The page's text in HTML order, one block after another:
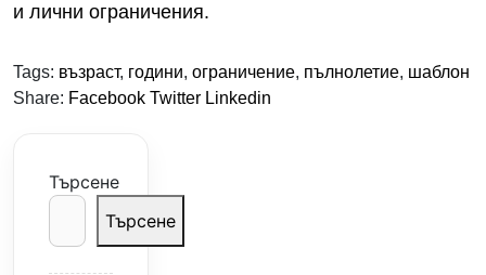
и лични ограничения.
Tags: възраст, години, ограничение, пълнолетие, шаблон
Share: Facebook Twitter Linkedin
Търсене
Търсене